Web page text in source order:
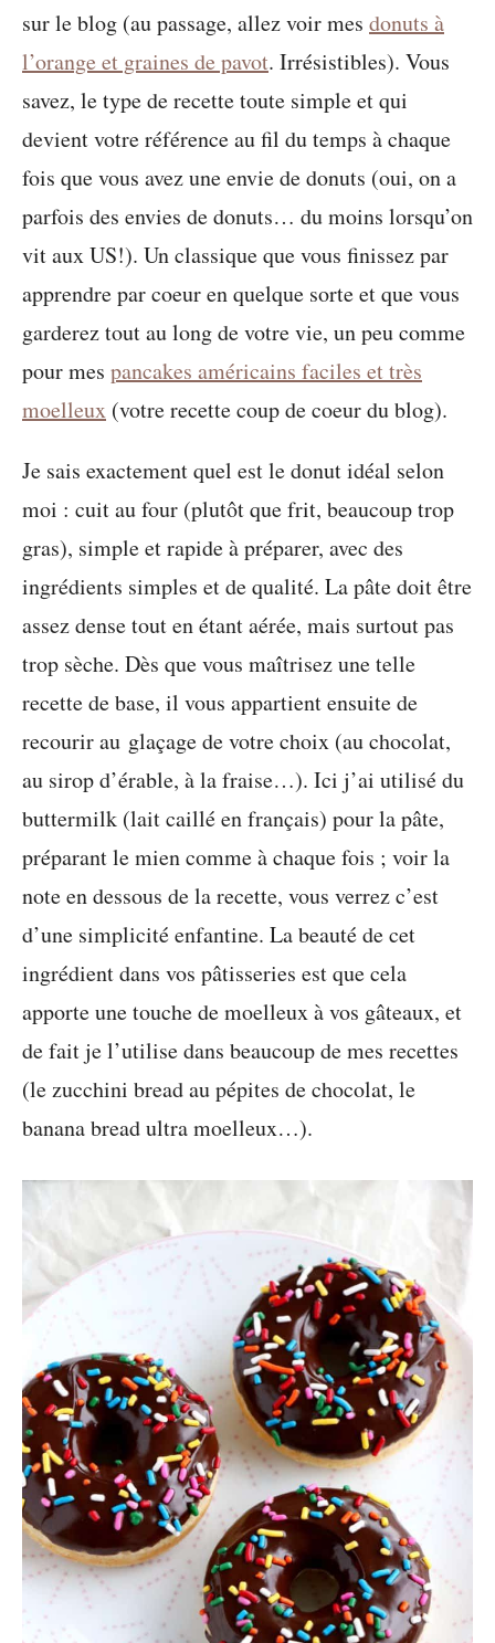
sur le blog (au passage, allez voir mes donuts à
l’orange et graines de pavot. Irrésistibles). Vous
savez, le type de recette toute simple et qui
devient votre référence au fil du temps à chaque
fois que vous avez une envie de donuts (oui, on a
parfois des envies de donuts… du moins lorsqu’on
vit aux US!). Un classique que vous finissez par
apprendre par coeur en quelque sorte et que vous
garderez tout au long de votre vie, un peu comme
pour mes pancakes américains faciles et très
moelleux (votre recette coup de coeur du blog).
Je sais exactement quel est le donut idéal selon
moi : cuit au four (plutôt que frit, beaucoup trop
gras), simple et rapide à préparer, avec des
ingrédients simples et de qualité. La pâte doit être
assez dense tout en étant aérée, mais surtout pas
trop sèche. Dès que vous maîtrisez une telle
recette de base, il vous appartient ensuite de
recourir au glaçage de votre choix (au chocolat,
au sirop d’érable, à la fraise…). Ici j’ai utilisé du
buttermilk (lait caillé en français) pour la pâte,
préparant le mien comme à chaque fois ; voir la
note en dessous de la recette, vous verrez c’est
d’une simplicité enfantine. La beauté de cet
ingrédient dans vos pâtisseries est que cela
apporte une touche de moelleux à vos gâteaux, et
de fait je l’utilise dans beaucoup de mes recettes
(le zucchini bread au pépites de chocolat, le
banana bread ultra moelleux…).